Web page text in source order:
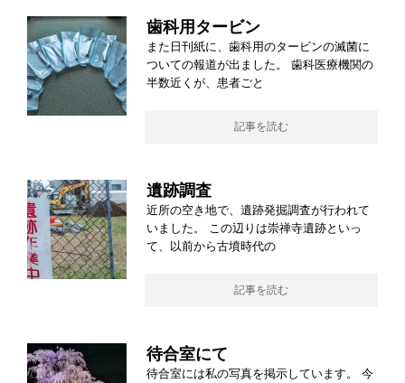
歯科用タービン
また日刊紙に、歯科用のタービンの滅菌に
ついての報道が出ました。 歯科医療機関の
半数近くが、患者ごと
記事を読む
遺跡調査
近所の空き地で、遺跡発掘調査が行われて
いました。 この辺りは崇禅寺遺跡といっ
て、以前から古墳時代の
記事を読む
待合室にて
待合室には私の写真を掲示しています。 今